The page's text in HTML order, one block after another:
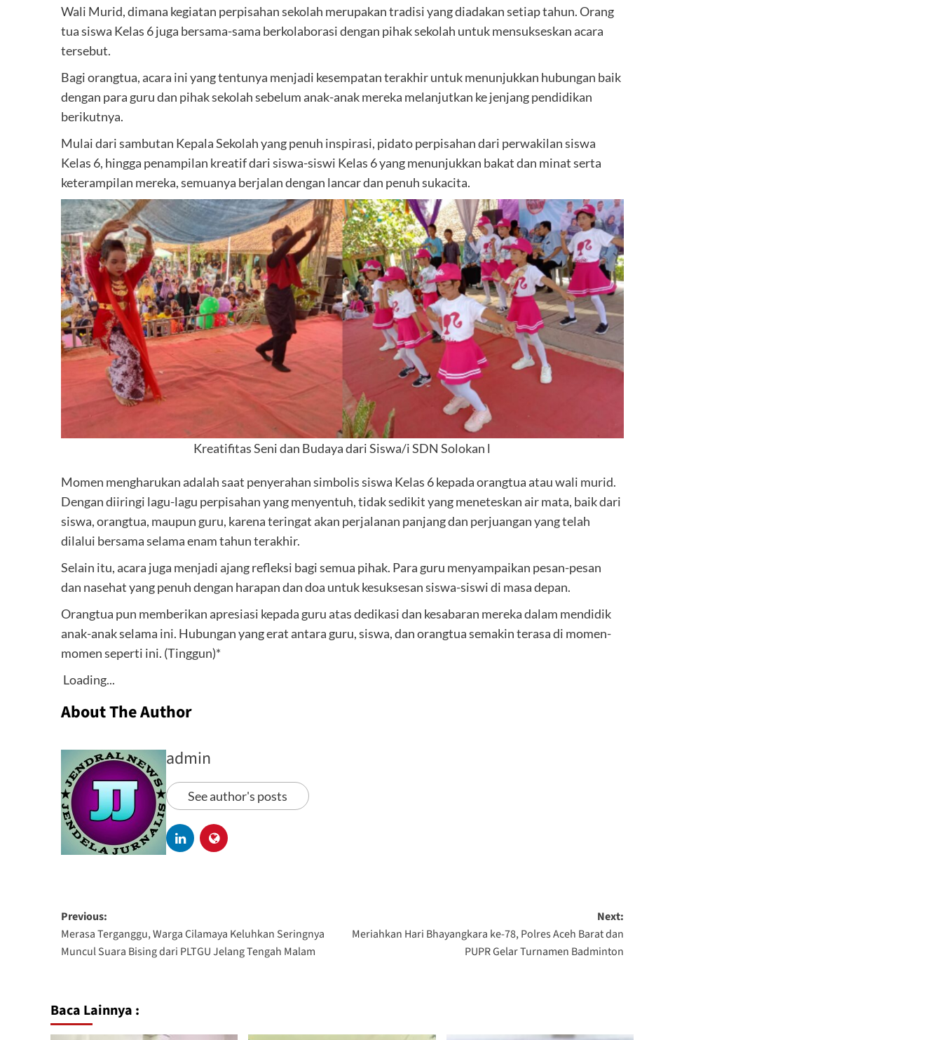
Wali Murid, dimana kegiatan perpisahan sekolah merupakan tradisi yang diadakan setiap tahun. Orang
tua siswa Kelas 6 juga bersama-sama berkolaborasi dengan pihak sekolah untuk mensukseskan acara
tersebut.
Bagi orangtua, acara ini yang tentunya menjadi kesempatan terakhir untuk menunjukkan hubungan baik
dengan para guru dan pihak sekolah sebelum anak-anak mereka melanjutkan ke jenjang pendidikan
berikutnya.
Mulai dari sambutan Kepala Sekolah yang penuh inspirasi, pidato perpisahan dari perwakilan siswa
Kelas 6, hingga penampilan kreatif dari siswa-siswi Kelas 6 yang menunjukkan bakat dan minat serta
keterampilan mereka, semuanya berjalan dengan lancar dan penuh sukacita.
Kreatifitas Seni dan Budaya dari Siswa/i SDN Solokan l
Momen mengharukan adalah saat penyerahan simbolis siswa Kelas 6 kepada orangtua atau wali murid.
Dengan diiringi lagu-lagu perpisahan yang menyentuh, tidak sedikit yang meneteskan air mata, baik dari
siswa, orangtua, maupun guru, karena teringat akan perjalanan panjang dan perjuangan yang telah
dilalui bersama selama enam tahun terakhir.
Selain itu, acara juga menjadi ajang refleksi bagi semua pihak. Para guru menyampaikan pesan-pesan
dan nasehat yang penuh dengan harapan dan doa untuk kesuksesan siswa-siswi di masa depan.
Orangtua pun memberikan apresiasi kepada guru atas dedikasi dan kesabaran mereka dalam mendidik
anak-anak selama ini. Hubungan yang erat antara guru, siswa, dan orangtua semakin terasa di momen-
momen seperti ini. (Tinggun)*
Loading...
About The Author
admin
See author's posts
Previous:
Merasa Terganggu, Warga Cilamaya Keluhkan Seringnya
Muncul Suara Bising dari PLTGU Jelang Tengah Malam
Next:
Meriahkan Hari Bhayangkara ke-78, Polres Aceh Barat dan
PUPR Gelar Turnamen Badminton
Baca Lainnya :